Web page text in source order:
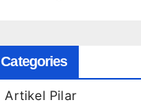
Categories
Artikel Pilar